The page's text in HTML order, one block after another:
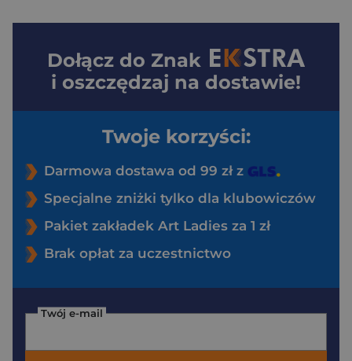
Dołącz do Znak
i oszczędzaj na dostawie!
Twoje korzyści:
Darmowa dostawa od 99 zł z
Specjalne zniżki tylko dla klubowiczów
Pakiet zakładek Art Ladies za 1 zł
Brak opłat za uczestnictwo
Twój e-mail